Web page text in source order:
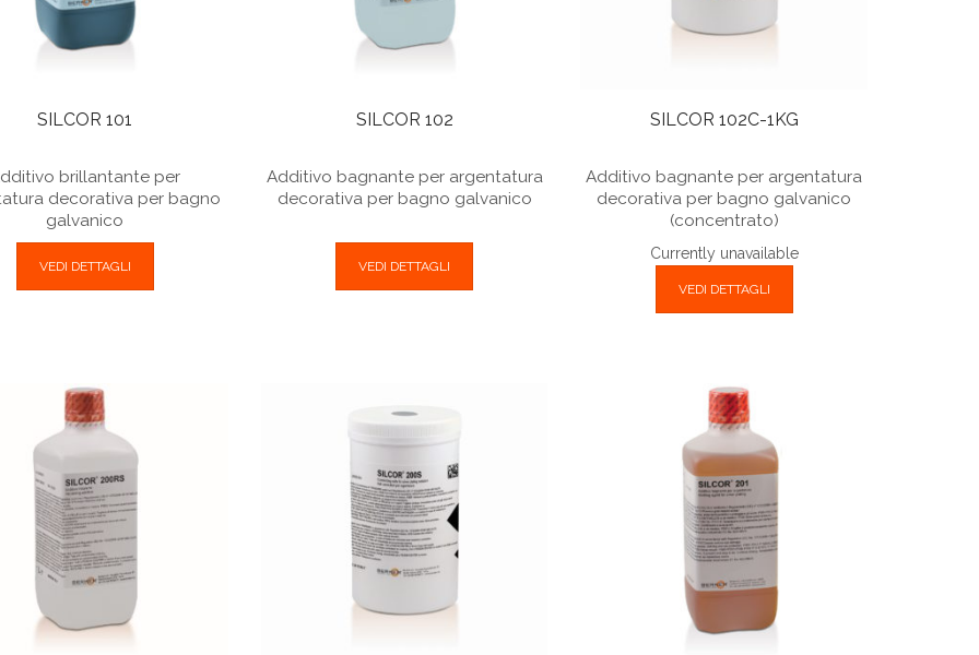
SILCOR 101
brillantante per
decorativa per bagno
galvanico
VEDI DETTAGLI
SILCOR 102
Additivo bagnante per argentatura
decorativa per bagno galvanico
VEDI DETTAGLI
SILCOR 102C-1KG
Additivo bagnante per argentatura
decorativa per bagno galvanico
(concentrato)
Currently unavailable
VEDI DETTAGLI